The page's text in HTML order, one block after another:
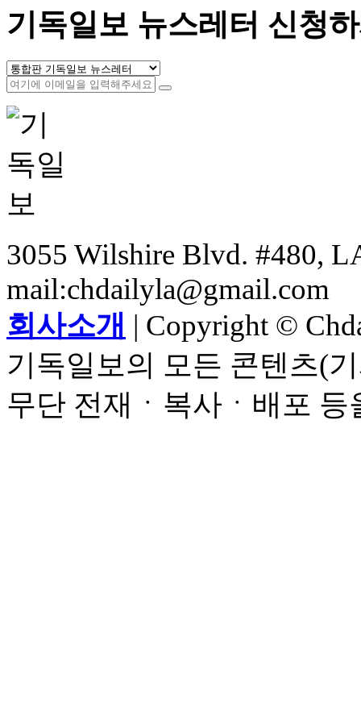
기독일보 뉴스레터 신청
3055 Wilshire Blvd. #480,
mail:chdailyla@gmail.com
회사소개 | Copyright ©
기독일보의 모든 콘텐츠(
무단 전재ㆍ복사ㆍ배포 등